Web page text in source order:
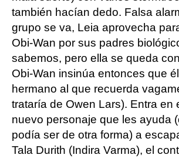
también hacían dedo. Falsa
grupo se va, Leia aprovecha
Obi-Wan por sus padres
sabemos, pero ella se queda
Obi-Wan insinúa entonces que
hermano al que recuerda
trataría de Owen Lars). Entra en
nuevo personaje que les ayuda
podía ser de otra forma) a
Tala Durith (Indira Varma), el